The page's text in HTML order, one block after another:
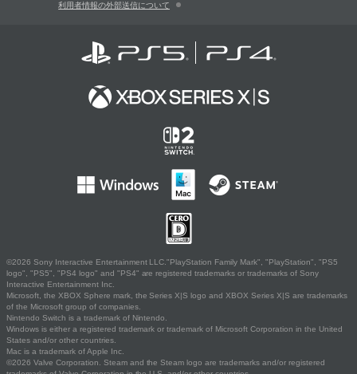
利用者情報の外部送信について
©2026 Sony Interactive Entertainment LLC."PlayStation Family Mark", "PlayStation", "PS5
logo", "PS5", "PS4 logo" and "PS4" are registered trademarks or trademarks of Sony
Interactive Entertainment Inc.
Microsoft, the XBOX Sphere mark, the Series X|S logo and XBOX Series X|S are trademarks
of the Microsoft group of companies.
Nintendo Switch is a trademark of Nintendo.
Windows is either a registered trademark or trademark of Microsoft Corporation in the United
States and/or other countries.
Mac is a trademark of Apple Inc.
©2026 Valve Corporation. Steam and the Steam logo are trademarks and/or registered